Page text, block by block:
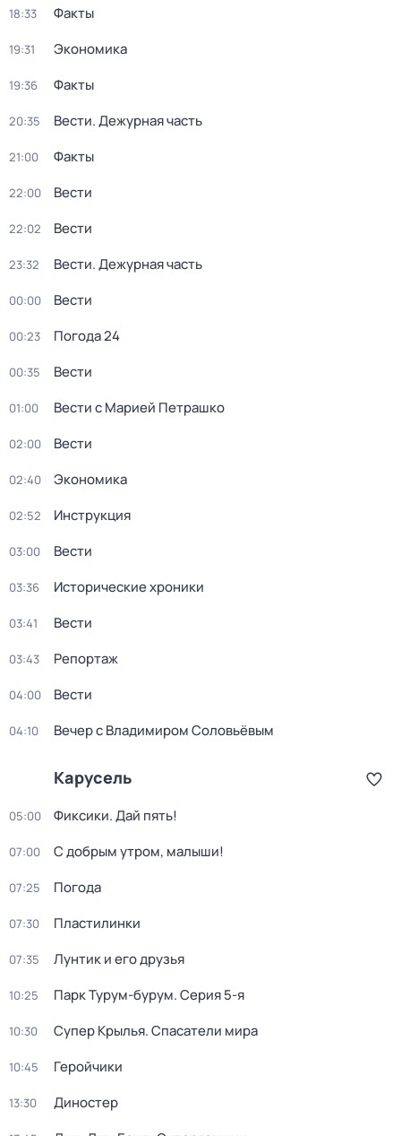
18:33 Факты
19:31 Экономика
19:36 Факты
20:35 Вести. Дежурная часть
21:00 Факты
22:00 Вести
22:02 Вести
23:32 Вести. Дежурная часть
00:00 Вести
00:23 Погода 24
00:35 Вести
01:00 Вести с Марией Петрашко
02:00 Вести
02:40 Экономика
02:52 Инструкция
03:00 Вести
03:36 Исторические хроники
03:41 Вести
03:43 Репортаж
04:00 Вести
04:10 Вечер с Владимиром Соловьёвым
Карусель
05:00 Фиксики. Дай пять!
07:00 С добрым утром, малыши!
07:25 Погода
07:30 Пластилинки
07:35 Лунтик и его друзья
10:25 Парк Турум-бурум. Серия 5-я
10:30 Супер Крылья. Спасатели мира
10:45 Геройчики
13:30 Диностер